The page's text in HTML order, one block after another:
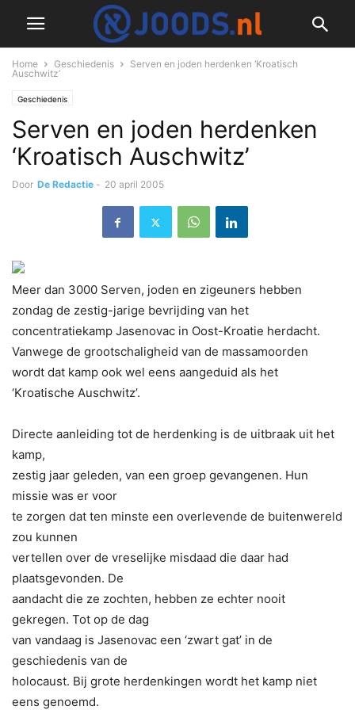
Home Geschiedenis
Serven en joden herdenken ‘Kroatisch
Auschwitz’
Geschiedenis
Serven en joden herdenken
‘Kroatisch Auschwitz’
Door De Redactie - 20 april 2005
Meer dan 3000 Serven, joden en zigeuners hebben
zondag de zestig-jarige bevrijding van het
concentratiekamp Jasenovac in Oost-Kroatie herdacht.
Vanwege de grootschaligheid van de massamoorden
wordt dat kamp ook wel eens aangeduid als het
‘Kroatische Auschwitz’.
Directe aanleiding tot de herdenking is de uitbraak uit het
kamp,
zestig jaar geleden, van een groep gevangenen. Hun
missie was er voor
te zorgen dat ten minste een overlevende de buitenwereld
zou kunnen
vertellen over de vreselijke misdaad die daar had
plaatsgevonden. De
aandacht die ze zochten, hebben ze echter nooit
gekregen. Tot op de dag
van vandaag is Jasenovac een ‘zwart gat’ in de
geschiedenis van de
holocaust. Bij grote herdenkingen wordt het kamp niet
eens genoemd.